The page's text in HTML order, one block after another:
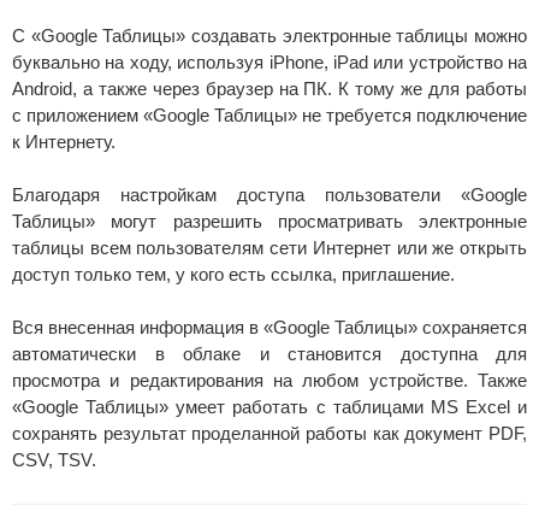
С «Google Таблицы» создавать электронные таблицы можно
буквально на ходу, используя iPhone, iPad или устройство на
Android, а также через браузер на ПК. К тому же для работы
с приложением «Google Таблицы» не требуется подключение
к Интернету.
Благодаря настройкам доступа пользователи «Google
Таблицы» могут разрешить просматривать электронные
таблицы всем пользователям сети Интернет или же открыть
доступ только тем, у кого есть ссылка, приглашение.
Вся внесенная информация в «Google Таблицы» сохраняется
автоматически в облаке и становится доступна для
просмотра и редактирования на любом устройстве. Также
«Google Таблицы» умеет работать с таблицами MS Excel и
сохранять результат проделанной работы как документ PDF,
CSV, TSV.